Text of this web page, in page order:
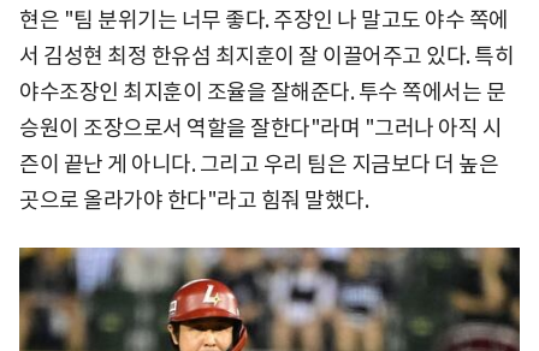
현은 "팀 분위기는 너무 좋다. 주장인 나 말고도 야수 쪽에
서 김성현 최정 한유섬 최지훈이 잘 이끌어주고 있다. 특히
야수조장인 최지훈이 조율을 잘해준다. 투수 쪽에서는 문
승원이 조장으로서 역할을 잘한다"라며 "그러나 아직 시
즌이 끝난 게 아니다. 그리고 우리 팀은 지금보다 더 높은
곳으로 올라가야 한다"라고 힘줘 말했다.